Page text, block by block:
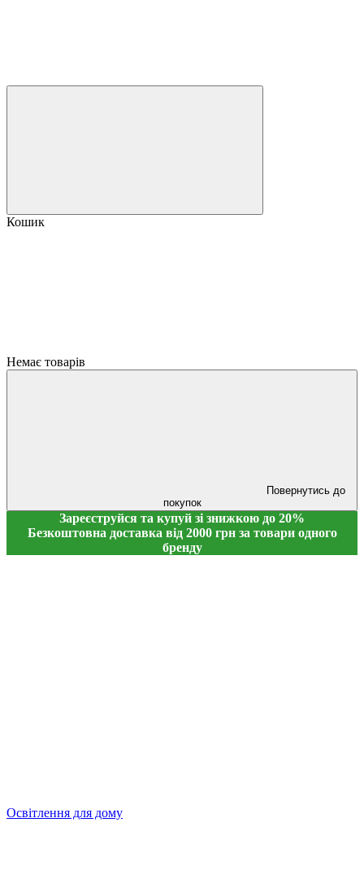
Кошик
Немає товарів
Повернутись до
покупок
Зареєструйся та купуй зі знижкою до 20%
Безкоштовна доставка від 2000 грн за товари одного
бренду
Освітлення для дому